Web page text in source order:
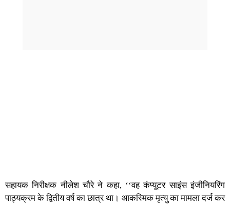
सहायक निरीक्षक नीलेश चौरे ने कहा, ‘‘वह कंप्यूटर साइंस इंजीनियरिंग
पाठ्यक्रम के द्वितीय वर्ष का छात्र था। आकस्मिक मृत्यु का मामला दर्ज कर